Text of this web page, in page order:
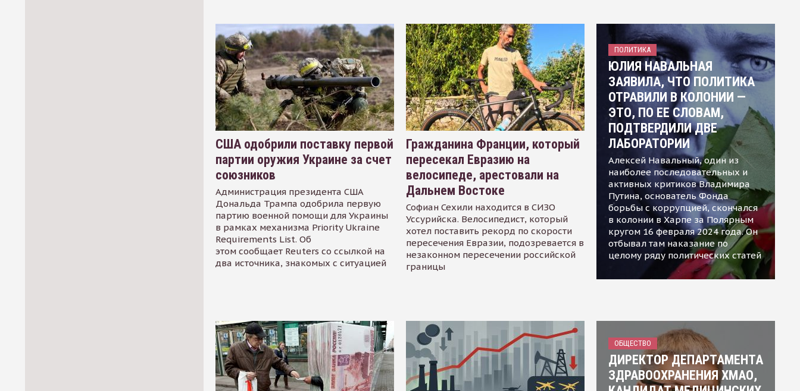
США одобрили поставку первой
партии оружия Украине за счет
союзников
Администрация президента США
Дональда Трампа одобрила первую
партию военной помощи для Украины
в рамках механизма Priority Ukraine
Requirements List. Об
этом сообщает Reuters со ссылкой на
два источника, знакомых с ситуацией
Гражданина Франции, который
пересекал Евразию на
велосипеде, арестовали на
Дальнем Востоке
Софиан Сехили находится в СИЗО
Уссурийска. Велосипедист, который
хотел поставить рекорд по скорости
пересечения Евразии, подозревается в
незаконном пересечении российской
границы
ПОЛИТИКА
ЮЛИЯ НАВАЛЬНАЯ
ЗАЯВИЛА, ЧТО ПОЛИТИКА
ОТРАВИЛИ В КОЛОНИИ —
ЭТО, ПО ЕЕ СЛОВАМ,
ПОДТВЕРДИЛИ ДВЕ
ЛАБОРАТОРИИ
Алексей Навальный, один из
наиболее последовательных и
активных критиков Владимира
Путина, основатель Фонда
борьбы с коррупцией, скончался
в колонии в Харпе за Полярным
кругом 16 февраля 2024 года. Он
отбывал там наказание по
целому ряду политических статей
ОБЩЕСТВО
ДИРЕКТОР ДЕПАРТАМЕНТА
ЗДРАВООХРАНЕНИЯ ХМАО,